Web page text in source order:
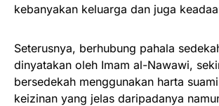
kebanyakan keluarga dan juga
Seterusnya, berhubung pahala
dinyatakan oleh Imam al-Nawawi,
bersedekah menggunakan harta
keizinan yang jelas daripadanya